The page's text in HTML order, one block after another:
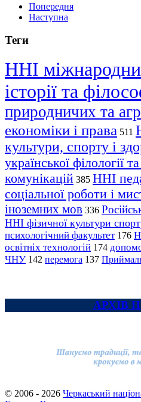
Попередня
Наступна
Теги
ННІ
історії та
природничих та
економіки і права 511
культури, спорту і
української філології
комунікацій 385 ННІ
соціальної роботи і
іноземних мов 336
ННІ фізичної культури
психологічний факультет 176
освітніх технологій 174
ЧНУ 142 перемога 137
АРХІВ
© 2006 - 2026 Черкаський